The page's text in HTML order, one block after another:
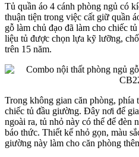
Tủ quần áo 4 cánh phòng ngủ có
thuận tiện trong việc cất giữ quần
gỗ làm chủ đạo đã làm cho chiếc
liệu tủ được chọn lựa kỹ lưỡng,
trên 15 năm.
Trong không gian căn phòng, phía
chiếc tủ đầu giường. Đây nơi để
ngoài ra, tủ nhỏ này có thể để đèn
báo thức. Thiết kế nhỏ gọn, màu
giường này làm cho căn phòng